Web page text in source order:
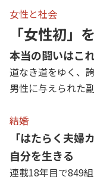
女性と社会
「女性初」
本当の闘いはこ
道なき道をゆく、
男性に与えられた
結婚
「はたらく夫
自分を生きる
連載18年目で849